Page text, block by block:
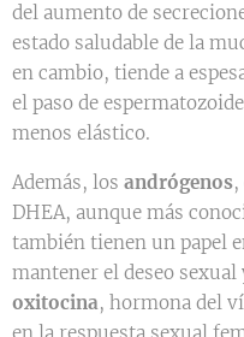
del aumento de
estado saludable de la
en cambio, tiende a
el paso de
menos elástico.
Además, los andrógenos
DHEA, aunque más
también tienen un papel
mantener el deseo
oxitocina, hormona del